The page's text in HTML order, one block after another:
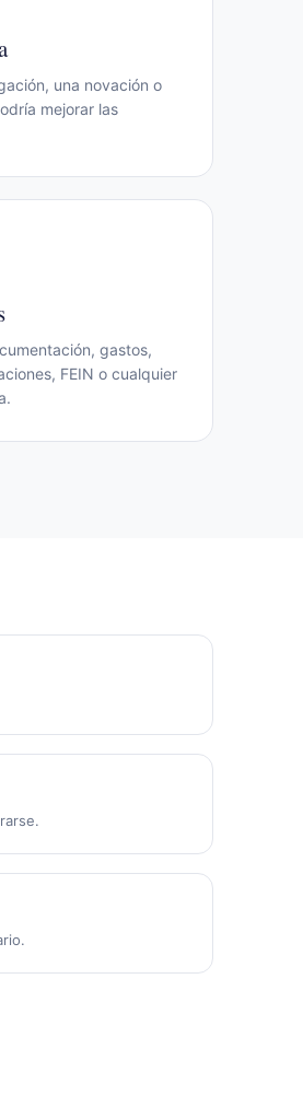
una novación o
mejorar las
gastos,
FEIN o cualquier